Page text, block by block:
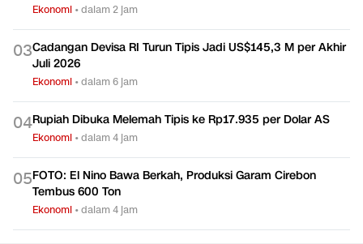
Ekonomi •dalam 2 jam
03Cadangan Devisa RI Turun Tipis Jadi US$145,3 M per Akhir
Juli 2026
Ekonomi •dalam 6 jam
04Rupiah Dibuka Melemah Tipis ke Rp17.935 per Dolar AS
Ekonomi •dalam 4 jam
05FOTO: El Nino Bawa Berkah, Produksi Garam Cirebon
Tembus 600 Ton
Ekonomi •dalam 4 jam